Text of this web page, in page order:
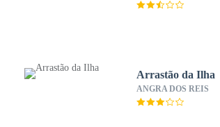
Arrastão da Ilha
ANGRA DOS REIS